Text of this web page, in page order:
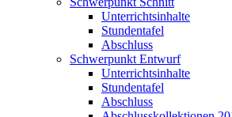
Unterrichtsinhalte
Stundentafel
Abschluss
Schwerpunkt Entwurf
Unterrichtsinhalte
Stundentafel
Abschluss